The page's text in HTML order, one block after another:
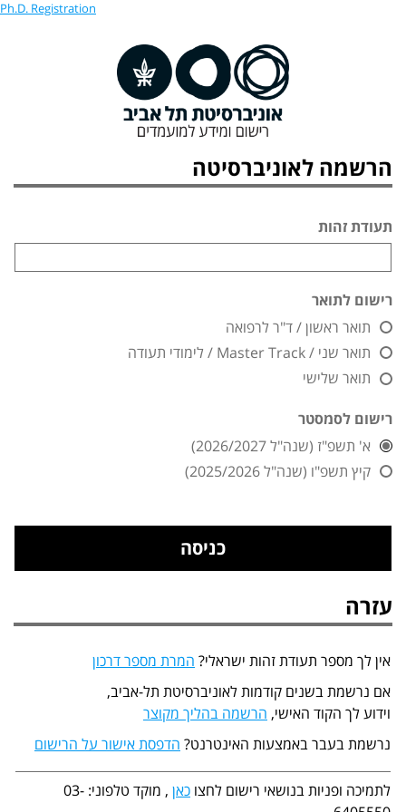
Ph.D. Registration
הרשמה לאוניברסיטה
תעודת זהות
רישום לתואר
תואר ראשון / ד"ר לרפואה
תואר שני / Master Track / לימודי תעודה
תואר שלישי
רישום לסמסטר
א' תשפ"ז (שנה"ל 2026/2027)
קיץ תשפ"ו (שנה"ל 2025/2026)
עזרה
אין לך מספר תעודת זהות ישראלי? המרת מספר דרכון
אם נרשמת בשנים קודמות לאוניברסיטת תל-אביב,
וידוע לך הקוד האישי, הרשמה בהליך מקוצר
נרשמת בעבר באמצעות האינטרנט? הדפסת אישור על הרישום
לתמיכה ופניות בנושאי רישום לחצו כאן
, מוקד טלפוני: 03-